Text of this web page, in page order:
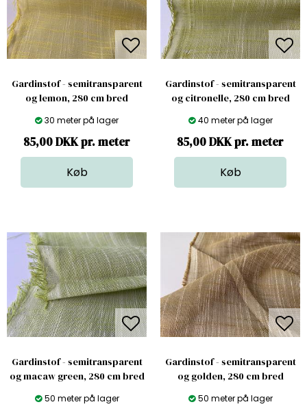
Gardinstof - semitransparent
og lemon, 280 cm bred
30 meter på lager
85,00 DKK pr. meter
Gardinstof - semitransparent
og citronelle, 280 cm bred
40 meter på lager
85,00 DKK pr. meter
Gardinstof - semitransparent
og macaw green, 280 cm bred
50 meter på lager
Gardinstof - semitransparent
og golden, 280 cm bred
50 meter på lager